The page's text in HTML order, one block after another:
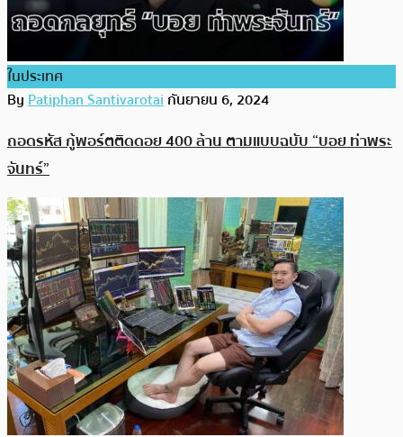
ในประเทศ
ByPatiphan Santivarotaiกันยายน 6, 2024
ถอดรหัส กู้พอร์ตติดดอย 400 ล้าน ตามแบบฉบับ “บอย ท่าพระ
จันทร์”